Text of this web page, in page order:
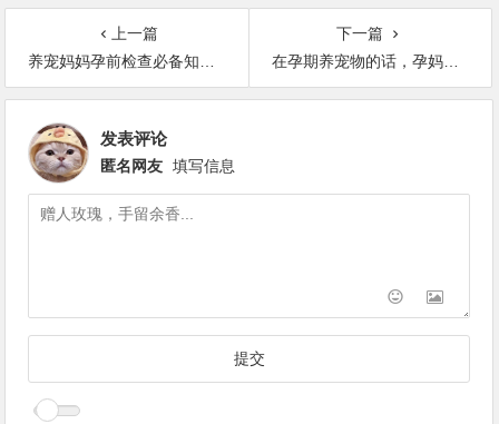
上一篇
养宠妈妈孕前检查必备知识 做一下TORCH检查
下一篇
在孕期养宠物的话，孕妈要怎么跟宠物相处？
发表评论
匿名网友 填写信息